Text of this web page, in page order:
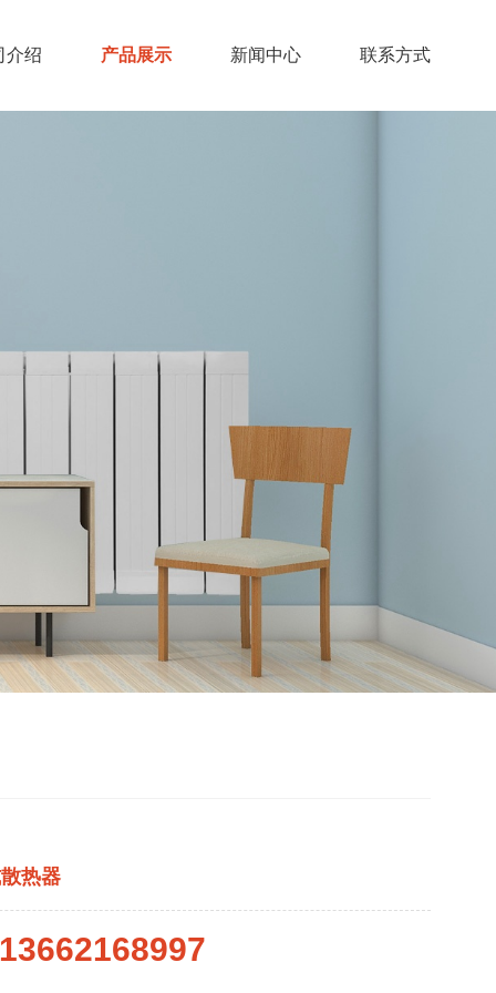
介绍 产品展示 新闻中心 联系方式
热器
13662168997